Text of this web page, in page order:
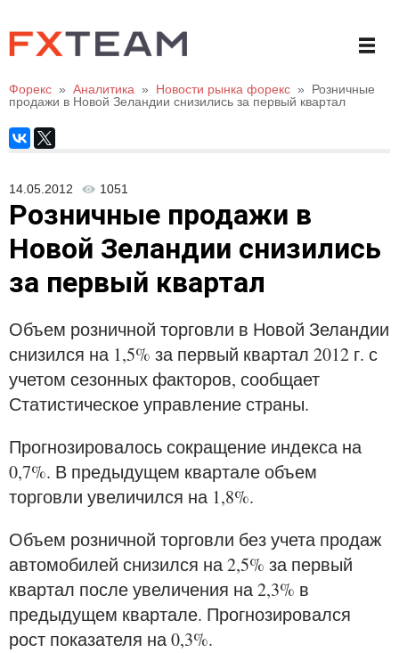
Форекс » Аналитика » Новости рынка форекс »
Розничные
продажи в Новой Зеландии снизились за первый квартал
14.05.2012 1051
Розничные продажи в
Новой Зеландии снизились
за первый квартал
Объем розничной торговли в Новой Зеландии
снизился на 1,5% за первый квартал 2012 г. с
учетом сезонных факторов, сообщает
Статистическое управление страны.
Прогнозировалось сокращение индекса на
0,7%. В предыдущем квартале объем
торговли увеличился на 1,8%.
Объем розничной торговли без учета продаж
автомобилей снизился на 2,5% за первый
квартал после увеличения на 2,3% в
предыдущем квартале. Прогнозировался
рост показателя на 0,3%.